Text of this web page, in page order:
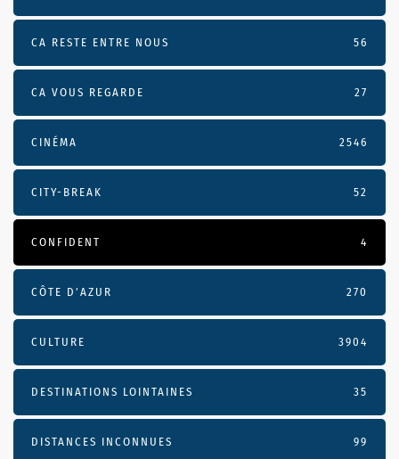
CA RESTE ENTRE NOUS 56
CA VOUS REGARDE 27
CINÉMA 2546
CITY-BREAK 52
CONFIDENT 4
CÔTE D’AZUR 270
CULTURE 3904
DESTINATIONS LOINTAINES 35
DISTANCES INCONNUES 99